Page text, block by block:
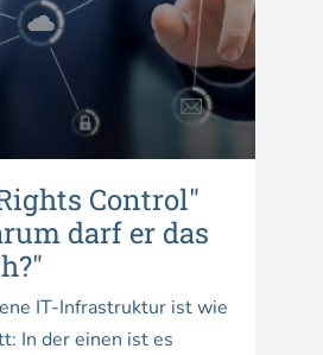
Control"
darf er das
IT-Infrastruktur ist wie
In der einen ist es